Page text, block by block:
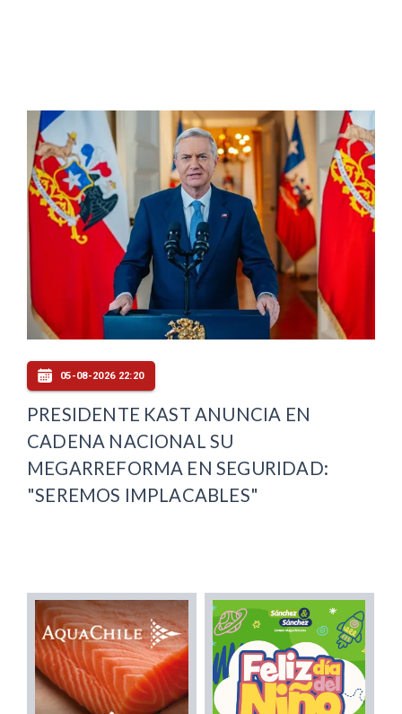
05-08-2026 22:20
PRESIDENTE KAST ANUNCIA EN
CADENA NACIONAL SU
MEGARREFORMA EN SEGURIDAD:
"SEREMOS IMPLACABLES"